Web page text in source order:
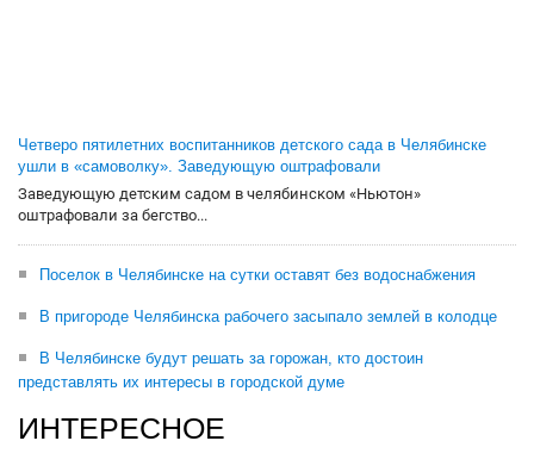
Четверо пятилетних воспитанников детского сада в Челябинске
ушли в «самоволку». Заведующую оштрафовали
Заведующую детским садом в челябинском «Ньютон»
оштрафовали за бегство...
Поселок в Челябинске на сутки оставят без водоснабжения
В пригороде Челябинска рабочего засыпало землей в колодце
В Челябинске будут решать за горожан, кто достоин
представлять их интересы в городской думе
ИНТЕРЕСНОЕ